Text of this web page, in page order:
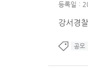
등록일 :
강서경
공모